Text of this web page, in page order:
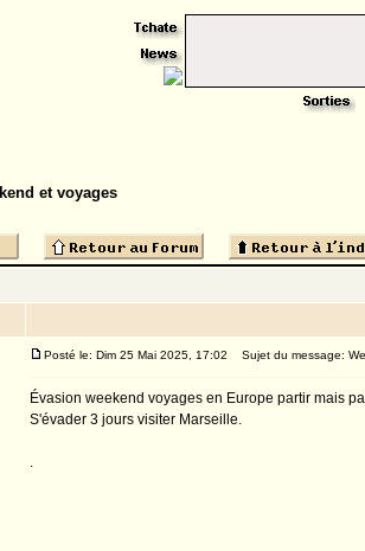
et voyages
Posté le: Dim 25 Mai 2025, 17:02 Sujet du message:
Évasion weekend voyages en Europe partir mais
S'évader 3 jours visiter Marseille.
.